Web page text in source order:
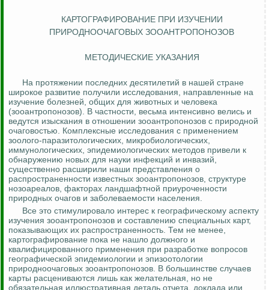
КАРТОГРАФИРОВАНИЕ ПРИ ИЗУЧЕНИИ
ПРИРОДНООЧАГОВЫХ ЗООАНТРОПОНОЗОВ
МЕТОДИЧЕСКИЕ УКАЗАНИЯ
На протяжении последних десятилетий в нашей стране
широкое развитие получили исследования, направленные на
изучение болезней, общих для животных и человека
(зооантропонозов). В частности, весьма интенсивно велись и
ведутся изыскания в отношении зооантропонозов с природной
очаговостью. Комплексные исследования с применением
зоолого-паразитологических, микробиологических,
иммунологических, эпидемиологических методов привели к
обнаружению новых для науки инфекций и инвазий,
существенно расширили наши представления о
распространенности известных зооантропонозов, структуре
нозоареалов, факторах ландшафтной приуроченности
природных очагов и заболеваемости населения.
Все это стимулировало интерес к географическому аспекту
изучения зооантропонозов и составлению специальных карт,
показывающих их распространенность. Тем не менее,
картографирование пока не нашло должного и
квалифицированного применения при разработке вопросов
географической эпидемиологии и эпизоотологии
природноочаговых зооантропонозов. В большинстве случаев
карты расцениваются лишь как желательная, но не
обязательная иллюстративная деталь отчета, доклада или